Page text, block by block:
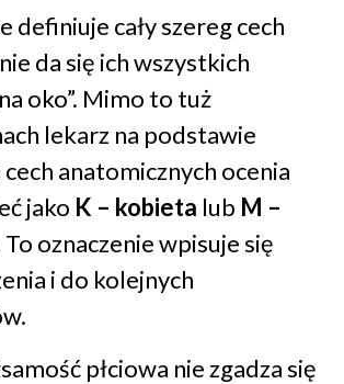
definiuje cały szereg cech
da się ich wszystkich
oko”. Mimo to tuż
lekarz na podstawie
anatomicznych ocenia
jako K – kobieta lub M –
To oznaczenie wpisuje się
i do kolejnych
płciowa nie zgadza się